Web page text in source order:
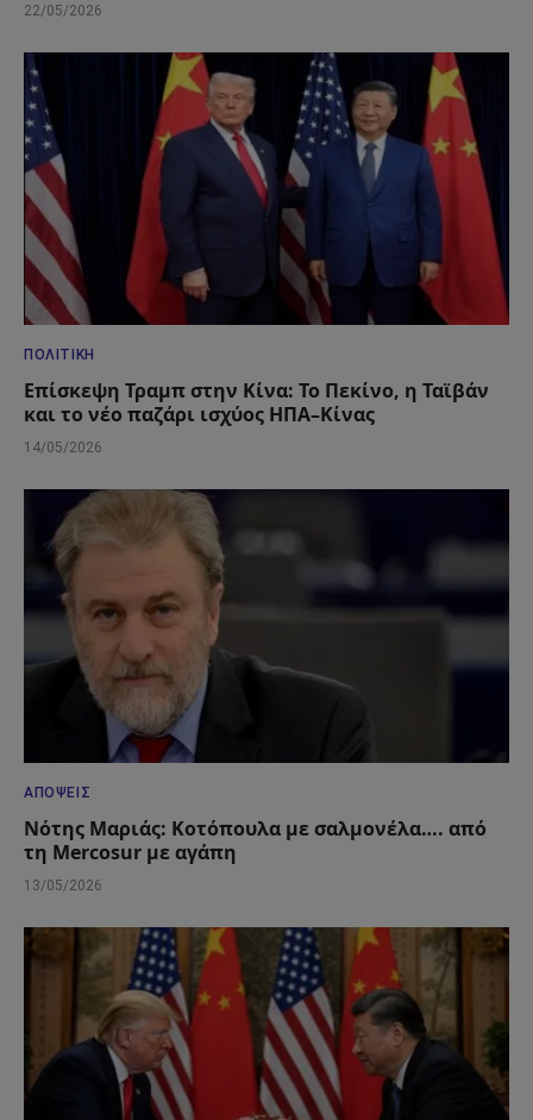
22/05/2026
ΠΟΛΙΤΙΚΉ
Επίσκεψη Τραμπ στην Κίνα: Το Πεκίνο, η Ταϊβάν
και το νέο παζάρι ισχύος ΗΠΑ–Κίνας
14/05/2026
ΑΠΌΨΕΙΣ
Νότης Μαριάς: Κοτόπουλα με σαλμονέλα…. από
τη Mercosur με αγάπη
13/05/2026